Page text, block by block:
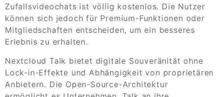
Zufallsvideochats ist völlig kostenlos. Die Nutzer
können sich jedoch für Premium-Funktionen oder
Mitgliedschaften entscheiden, um ein besseres
Erlebnis zu erhalten.
Nextcloud Talk bietet digitale Souveränität ohne
Lock-in-Effekte und Abhängigkeit von proprietären
Anbietern. Die Open-Source-Architektur